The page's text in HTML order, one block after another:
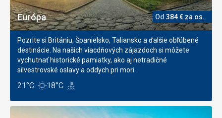
Európa Od 384€ za os.
Pozrite si Britániu, Španielsko, Taliansko a ďalšie obľúbené
destinácie. Na našich viacdňových zájazdoch si môžete
vychutnať historické pamiatky, ako aj netradičné
silvestrovské oslavy a oddych pri mori.
21°C 18°C